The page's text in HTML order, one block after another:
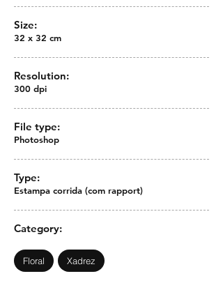
Size:
32 x 32 cm
Resolution:
300 dpi
File type:
Photoshop
Type:
Estampa corrida (com rapport)
Category:
Floral Xadrez